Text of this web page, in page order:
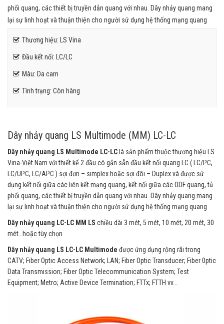
phối quang, các thiết bị truyền dẫn quang với nhau. Dây nhảy quang mang
lại sự linh hoạt và thuận thiện cho người sử dụng hệ thống mạng quang
Thương hiệu: LS Vina
Đầu kết nối: LC/LC
Màu: Da cam
Tình trạng: Còn hàng
Dây nhảy quang LS Multimode (MM) LC-LC
Dây nhảy quang LS Multimode LC-LClà sản phẩm thuộc thương hiệu LS
Vina-Việt Nam với thiết kế 2 đầu có gắn sẵn đầu kết nối quang LC ( LC/PC,
LC/UPC, LC/APC ) sợi đơn – simplex hoặc sợi đôi – Duplex và được sử
dụng kết nối giữa các liên kết mạng quang, kết nối giữa các ODF quang, tủ
phối quang, các thiết bị truyền dẫn quang với nhau. Dây nhảy quang mang
lại sự linh hoạt và thuận thiện cho người sử dụng hệ thống mạng quang
Dây nhảy quang LC-LC MM LS chiều dài 3 mét, 5 mét, 10 mét, 20 mét, 30
mét…hoặc tùy chọn
Dây nhảy quang LS LC-LC Multimode được ứng dụng rộng rãi trong
CATV; Fiber Optic Access Network; LAN; Fiber Optic Transducer; Fiber 0ptic
Data Transmission; Fiber Optic Telecommunication System; Test
Equipment; Metro; Active Device Termination; FTTx; FTTH vv…